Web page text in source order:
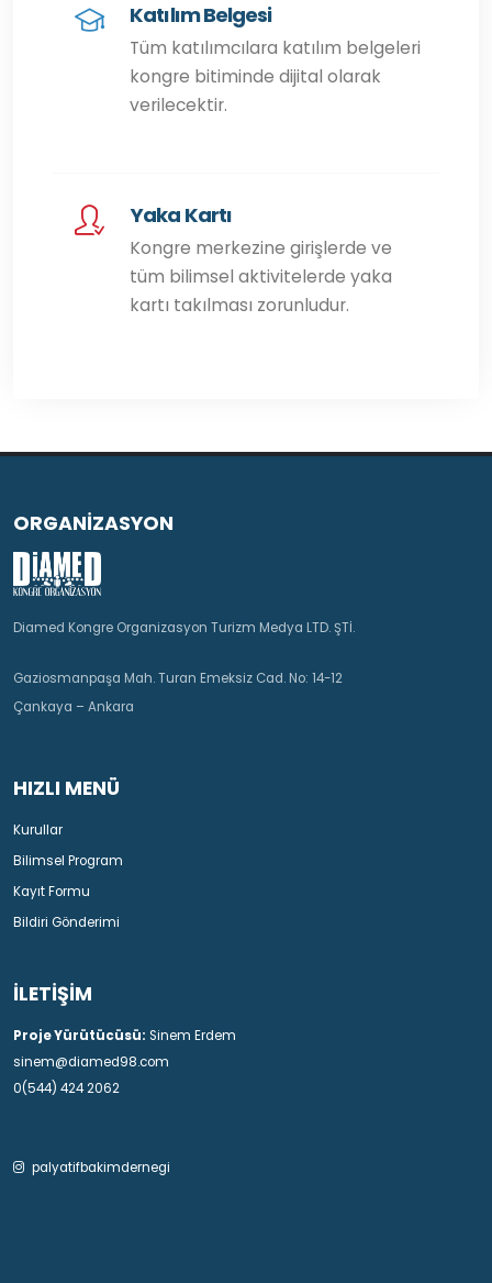
Katılım Belgesi
Tüm katılımcılara katılım belgeleri
kongre bitiminde dijital olarak
verilecektir.
Yaka Kartı
Kongre merkezine girişlerde ve
tüm bilimsel aktivitelerde yaka
kartı takılması zorunludur.
ORGANİZASYON
Diamed Kongre Organizasyon Turizm Medya LTD. ŞTİ.
Gaziosmanpaşa Mah. Turan Emeksiz Cad. No: 14-12
Çankaya – Ankara
HIZLI MENÜ
Kurullar
Bilimsel Program
Kayıt Formu
Bildiri Gönderimi
İLETİŞİM
Proje Yürütücüsü: Sinem Erdem
sinem@diamed98.com
0(544) 424 2062
palyatifbakimdernegi